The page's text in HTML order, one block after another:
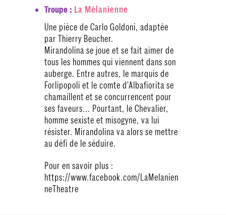
Troupe : La Mélanienne
Une pièce de Carlo Goldoni, adaptée
par Thierry Beucher.
Mirandolina se joue et se fait aimer de
tous les hommes qui viennent dans son
auberge. Entre autres, le marquis de
Forlipopoli et le comte d'Albafiorita se
chamaillent et se concurrencent pour
ses faveurs... Pourtant, le Chevalier,
homme sexiste et misogyne, va lui
résister. Mirandolina va alors se mettre
au défi de le séduire.
Pour en savoir plus :
https://www.facebook.com/LaMelanien
neTheatre